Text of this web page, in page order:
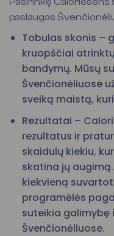
paslaugas
Tobulas skonis –
kruopščiai
bandymų. Mūsų
Švenčionėliuose
sveiką maistą,
Rezultatai –
rezultatus ir
skaidulų kiekiu,
skatina jų
kiekvieną
programėlės
suteikia galimybę
Švenčionėliuose.